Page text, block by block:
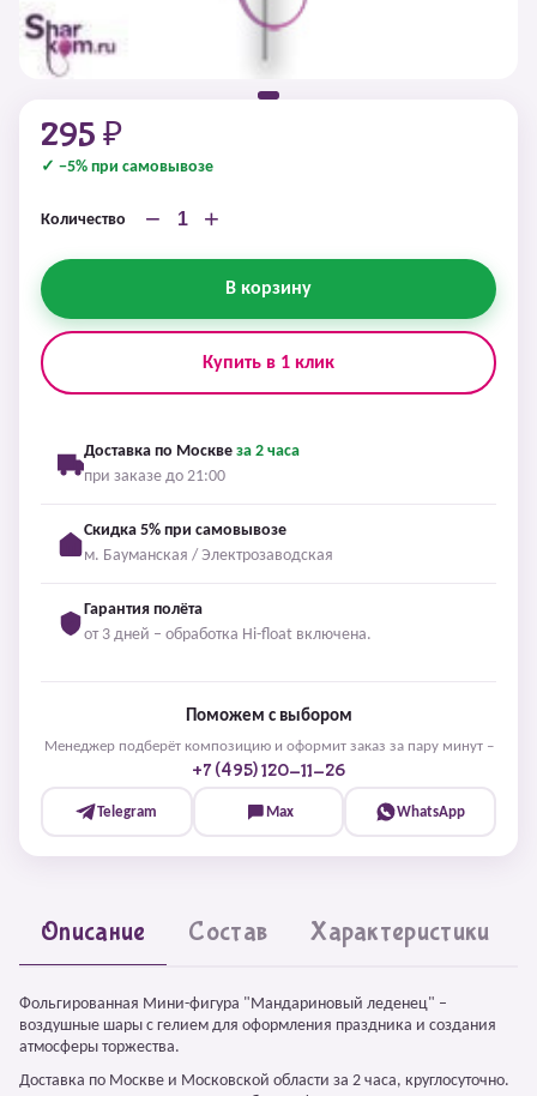
295 ₽
✓ −5% при самовывозе
Количество − +
В корзину
Купить в 1 клик
Доставка по Москве за 2 часа
при заказе до 21:00
Скидка 5% при самовывозе
м. Бауманская / Электрозаводская
Гарантия полёта
от 3 дней – обработка Hi-float включена.
Поможем с выбором
Менеджер подберёт композицию и оформит заказ за пару минут –
+7 (495) 120-11-26
Telegram Max WhatsApp
Описание Состав Характеристики
Фольгированная Мини-фигура "Мандариновый леденец" –
воздушные шары с гелием для оформления праздника и создания
атмосферы торжества.
Доставка по Москве и Московской области за 2 часа, круглосуточно.